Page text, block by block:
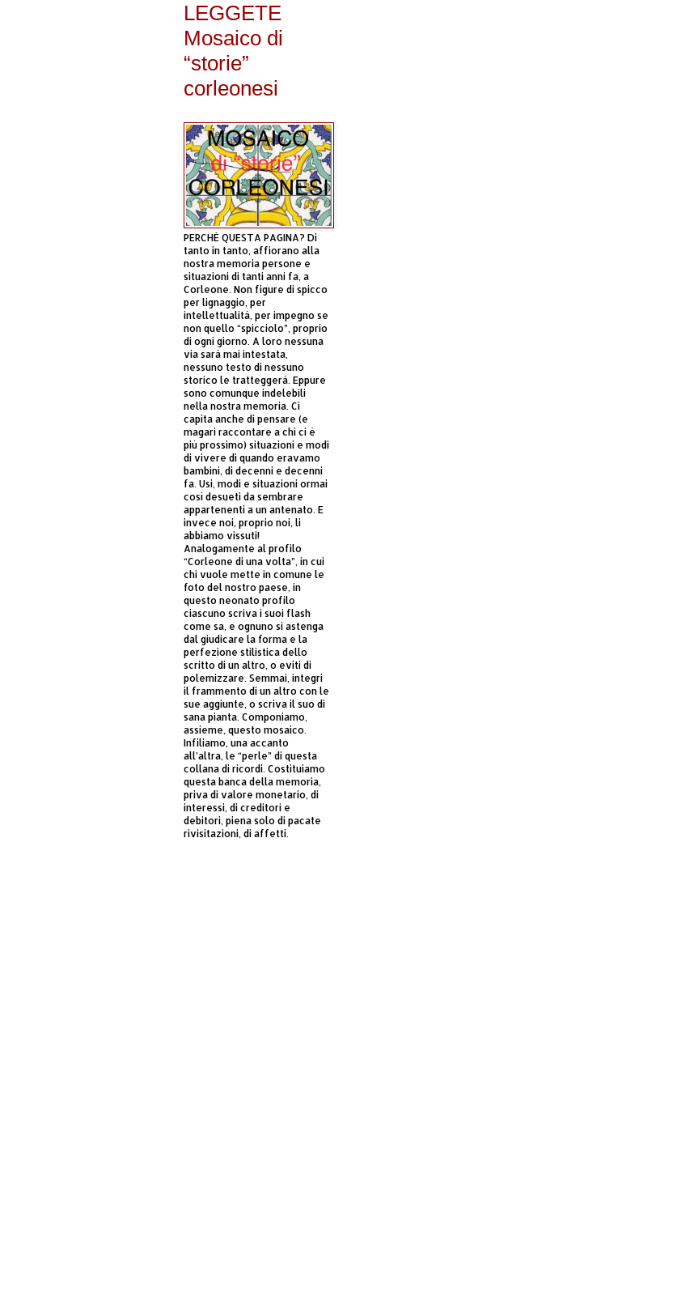
LEGGETE
Mosaico di
“storie”
corleonesi
PERCHÈ QUESTA PAGINA? Di
tanto in tanto, affiorano alla
nostra memoria persone e
situazioni di tanti anni fa, a
Corleone. Non figure di spicco
per lignaggio, per
intellettualità, per impegno se
non quello “spicciolo”, proprio
di ogni giorno. A loro nessuna
via sarà mai intestata,
nessuno testo di nessuno
storico le tratteggerà. Eppure
sono comunque indelebili
nella nostra memoria. Ci
capita anche di pensare (e
magari raccontare a chi ci è
più prossimo) situazioni e modi
di vivere di quando eravamo
bambini, di decenni e decenni
fa. Usi, modi e situazioni ormai
così desueti da sembrare
appartenenti a un antenato. E
invece noi, proprio noi, li
abbiamo vissuti!
Analogamente al profilo
“Corleone di una volta”, in cui
chi vuole mette in comune le
foto del nostro paese, in
questo neonato profilo
ciascuno scriva i suoi flash
come sa, e ognuno si astenga
dal giudicare la forma e la
perfezione stilistica dello
scritto di un altro, o eviti di
polemizzare. Semmai, integri
il frammento di un altro con le
sue aggiunte, o scriva il suo di
sana pianta. Componiamo,
assieme, questo mosaico.
Infiliamo, una accanto
all’altra, le “perle” di questa
collana di ricordi. Costituiamo
questa banca della memoria,
priva di valore monetario, di
interessi, di creditori e
debitori, piena solo di pacate
rivisitazioni, di affetti.